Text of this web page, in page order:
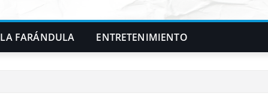
LA FARÁNDULA ENTRETENIMIENTO